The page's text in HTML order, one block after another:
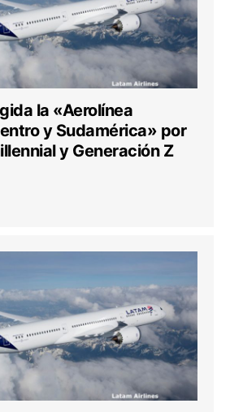
la «Aerolínea
y Sudamérica» por
y Generación Z